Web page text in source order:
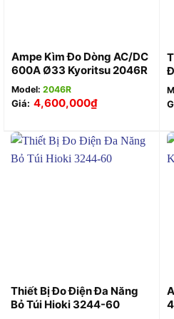
Ampe Kìm Đo Dòng AC/DC
600A Ø33 Kyoritsu 2046R
Model: 2046R
Giá: 4,600,000₫
Thiết Bị Đo Điện Đa Năng
Bỏ Túi Hioki 3244-60